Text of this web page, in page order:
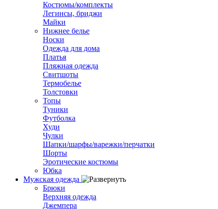
Костюмы/комплекты
Легинсы, бриджи
Майки
Нижнее белье
Носки
Одежда для дома
Платья
Пляжная одежда
Свитшоты
Термобелье
Толстовки
Топы
Туники
Футболка
Худи
Чулки
Шапки/шарфы/варежки/перчатки
Шорты
Эротические костюмы
Юбка
Мужская одежда
Брюки
Верхняя одежда
Джемпера